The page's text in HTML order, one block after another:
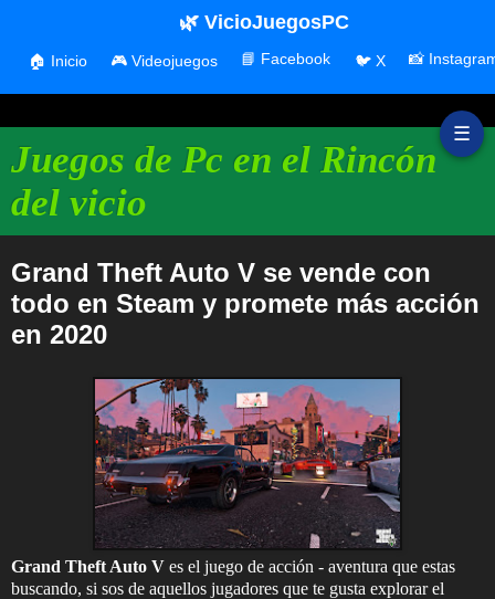
☰
Juegos de Pc en el Rincón
del vicio
🌿 VicioJuegosPC
🏠 Inicio 🎮 Videojuegos 📘 Facebook 🐦 X 📸
Grand Theft Auto V se vende con
todo en Steam y promete más acción
en 2020
Grand Theft Auto V es el juego de acción - aventura que estas
buscando, si sos de aquellos jugadores que te gusta explorar el